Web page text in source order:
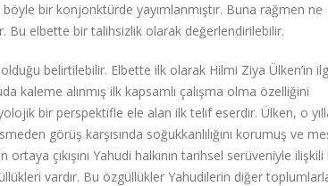
böyle bir konjonktürde yayımlanmıştır. Buna rağmen ne
Bu elbette bir talihsizlik olarak değerlendirilebilir.
belirtilebilir. Elbette ilk olarak Hilmi Ziya Ülken’in
kaleme alınmış ilk kapsamlı çalışma olma özelliğini
bir perspektifle ele alan ilk telif eserdir. Ülken, o
görüş karşısında soğukkanlılığını korumuş ve
çıkışını Yahudi halkının tarihsel serüveniyle ilişkili
vardır. Bu özgüllükler Yahudilerin diğer